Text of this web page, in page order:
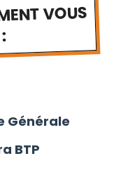
VOUS
Générale
BTP